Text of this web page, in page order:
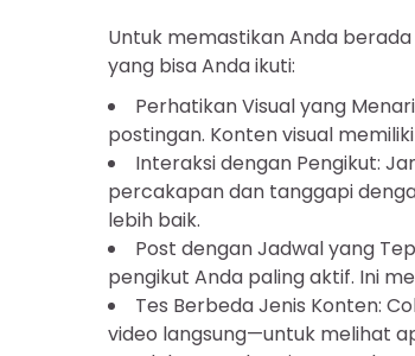
Untuk memastikan Anda
yang bisa Anda ikuti:
Perhatikan Visual yang
postingan. Konten visual
Interaksi dengan Pengikut:
percakapan dan tanggapi
lebih baik.
Post dengan Jadwal yang
pengikut Anda paling aktif. Ini
Tes Berbeda Jenis Konten:
video langsung—untuk melihat